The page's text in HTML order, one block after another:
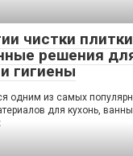
чистки плитки
решения
гигиены
одним из самых
для кухонь,